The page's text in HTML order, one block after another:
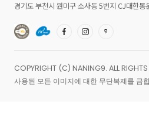
경기도 부천시 원미구 소사동 5번지 CJ대한통
COPYRIGHT (C) NANING9. ALL
사용된 모든 이미지에 대한 무단복제를 금